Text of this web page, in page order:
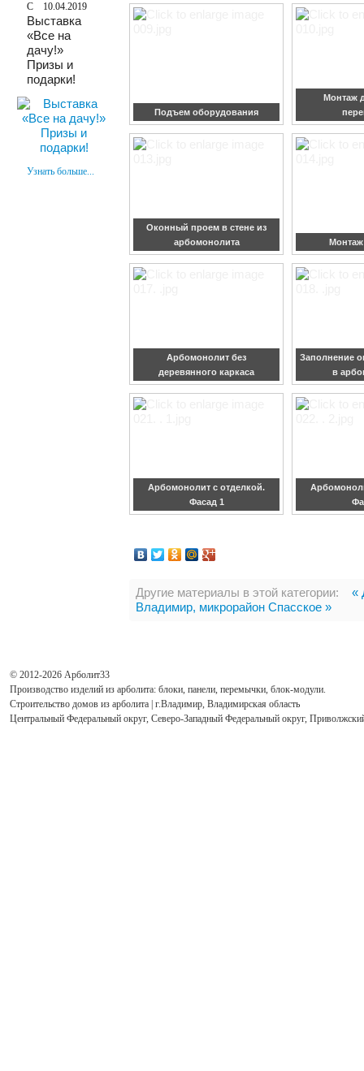
10.04.2019
Выставка
«Все на
дачу!»
Призы и
подарки!
Узнать больше...
Подъем оборудования
Монтаж
Оконный проем в стене из
арбомонолита
Монтаж
Арбомонолит без
деревянного каркаса
Заполнение
в
Арбомонолит с отделкой.
Фасад 1
Другие материалы в этой категории:
«
Владимир, микрорайон Спасское »
© 2012-2026 Арболит33
Производство изделий из арболита: блоки, панели, перемычки, блок-модули.
Строительство домов из арболита | г.Владимир, Владимирская область
Центральный Федеральный округ, Северо-Западный Федеральный округ,